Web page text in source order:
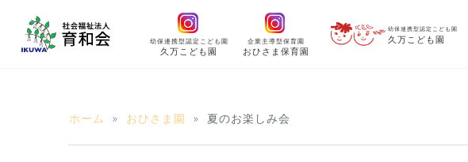
幼保連携型認定こども園
久万こども園
企業主導型保育園
おひさま保育園
幼保連携型認定こども園
久万こども園
ホーム » おひさま園 » 夏のお楽しみ会